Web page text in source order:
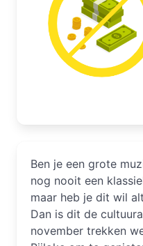
Ben je een grote
nog nooit een
maar heb je dit wil
Dan is dit de
november trekken